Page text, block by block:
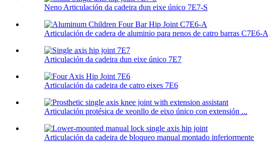
Neno Articulación da cadeira dun eixe único 7E7-S
Articulación de cadera de aluminio para nenos de catro barras C7E6-A
Articulación da cadeira dun eixe único 7E7
Articulación da cadeira de catro eixes 7E6
Articulación protésica de xeonllo de eixo único con extensión ...
Articulación da cadeira de bloqueo manual montado inferiormente